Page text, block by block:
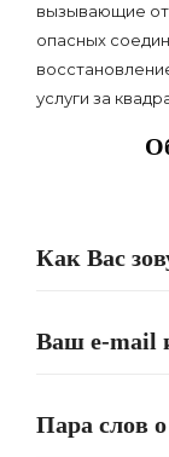
вызывающие
опасных
услуги за